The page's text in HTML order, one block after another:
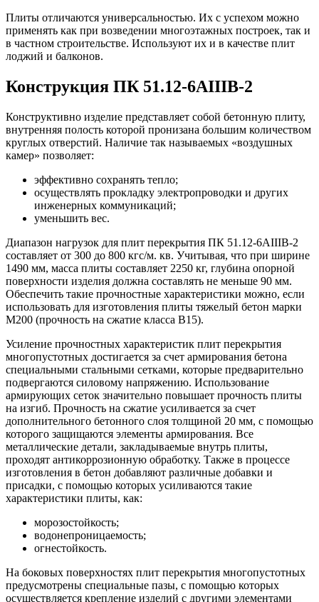
Плиты отличаются универсальностью. Их с успехом можно
применять как при возведении многоэтажных построек, так и
в частном строительстве. Используют их и в качестве плит
лоджий и балконов.
Конструкция ПК 51.12-6АIIIВ-2
Конструктивно изделие представляет собой бетонную плиту,
внутренняя полость которой пронизана большим количеством
круглых отверстий. Наличие так называемых «воздушных
камер» позволяет:
эффективно сохранять тепло;
осуществлять прокладку электропроводки и других
инженерных коммуникаций;
уменьшить вес.
Диапазон нагрузок для плит перекрытия ПК 51.12-6АIIIВ-2
составляет от 300 до 800 кгс/м. кв. Учитывая, что при ширине
1490 мм, масса плиты составляет 2250 кг, глубина опорной
поверхности изделия должна составлять не меньше 90 мм.
Обеспечить такие прочностные характеристики можно, если
использовать для изготовления плиты тяжелый бетон марки
М200 (прочность на сжатие класса В15).
Усиление прочностных характеристик плит перекрытия
многопустотных достигается за счет армирования бетона
специальными стальными сетками, которые предварительно
подвергаются силовому напряжению. Использование
армирующих сеток значительно повышает прочность плиты
на изгиб. Прочность на сжатие усиливается за счет
дополнительного бетонного слоя толщиной 20 мм, с помощью
которого защищаются элементы армирования. Все
металлические детали, закладываемые внутрь плиты,
проходят антикоррозионную обработку. Также в процессе
изготовления в бетон добавляют различные добавки и
присадки, с помощью которых усиливаются такие
характеристики плиты, как:
морозостойкость;
водонепроницаемость;
огнестойкость.
На боковых поверхностях плит перекрытия многопустотных
предусмотрены специальные пазы, с помощью которых
осуществляется крепление изделий с другими элементами